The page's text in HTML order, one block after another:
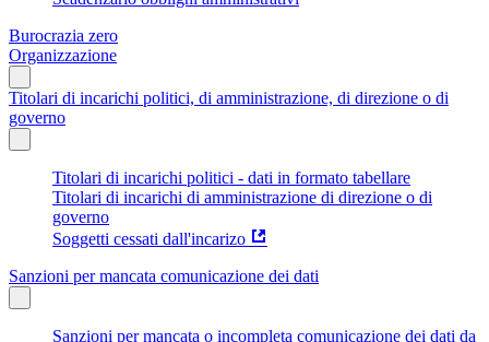
Burocrazia zero
Organizzazione
Titolari di incarichi politici, di amministrazione, di direzione o di
governo
Titolari di incarichi politici - dati in formato tabellare
Titolari di incarichi di amministrazione di direzione o di
governo
Soggetti cessati dall'incarizo
Sanzioni per mancata comunicazione dei dati
Sanzioni per mancata o incompleta comunicazione dei dati da